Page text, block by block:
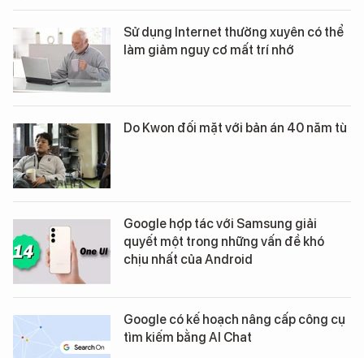
Sử dụng Internet thường xuyên có thể
làm giảm nguy cơ mất trí nhớ
Do Kwon đối mặt với bản án 40 năm tù
Google hợp tác với Samsung giải
quyết một trong những vấn đề khó
chịu nhất của Android
Google có kế hoạch nâng cấp công cụ
tìm kiếm bằng AI Chat